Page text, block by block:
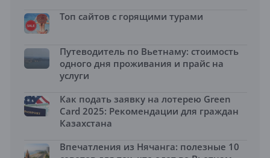
Топ сайтов с горящими турами
Путеводитель по Вьетнаму: стоимость
одного дня проживания и прайс на
услуги
Как подать заявку на лотерею Green
Card 2025: Рекомендации для граждан
Казахстана
Впечатления из Нячанга: полезные 10